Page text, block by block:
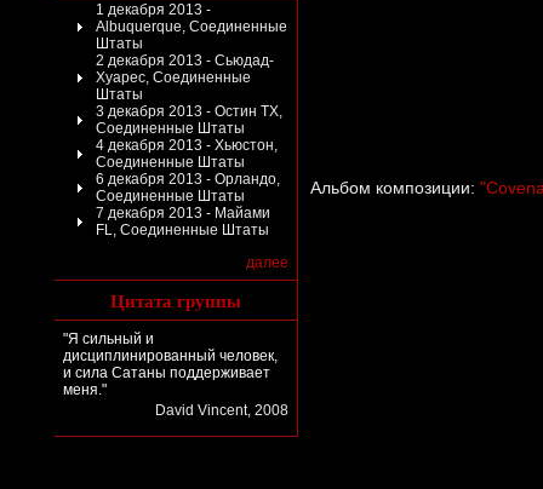
1 декабря 2013 -
Albuquerque, Соединенные
Штаты
2 декабря 2013 - Сьюдад-
Хуарес, Соединенные
Штаты
3 декабря 2013 - Остин TX,
Соединенные Штаты
4 декабря 2013 - Хьюстон,
Соединенные Штаты
6 декабря 2013 - Орландо,
Соединенные Штаты
7 декабря 2013 - Майами
FL, Соединенные Штаты
далее
Цитата группы
"Я сильный и
дисциплинированный человек,
и сила Сатаны поддерживает
меня."
David Vincent, 2008
Альбом композиции: